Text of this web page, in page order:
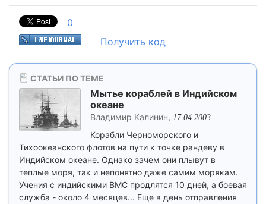
0
Получить код
СТАТЬИ ПО ТЕМЕ
Мытье кораблей в Индийском
океане
Владимир Калинин, 17.04.2003
Корабли Черноморского и
Тихоокеанского флотов на пути к точке рандеву в
Индийском океане. Однако зачем они плывут в
теплые моря, так и непонятно даже самим морякам.
Учения с индийскими ВМС продлятся 10 дней, а боевая
служба - около 4 месяцев... Еще в день отправления